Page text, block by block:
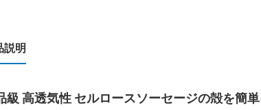
説明
級 高透気性 セルロースソーセージの殻を簡